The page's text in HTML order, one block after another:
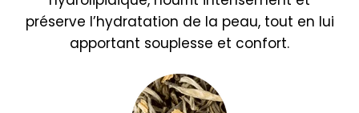
préserve l’hydratation de la peau, tout en lui
apportant souplesse et confort.